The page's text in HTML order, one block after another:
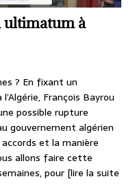
ultimatum à
? En fixant un
François Bayrou
possible rupture
gouvernement algérien
et la manière
allons faire cette
pour [lire la suite